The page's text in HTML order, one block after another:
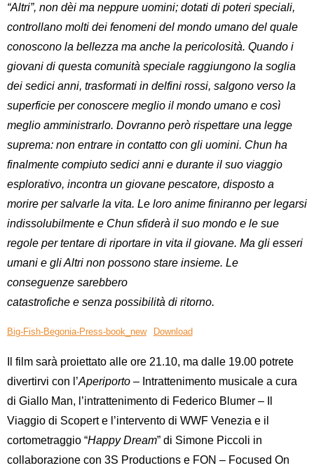
“Altri”, non dèi ma neppure uomini; dotati di poteri speciali,
controllano molti dei fenomeni del mondo umano del quale
conoscono la bellezza ma anche la pericolosità. Quando i
giovani di questa comunità speciale raggiungono la soglia
dei sedici anni, trasformati in delfini rossi, salgono verso la
superficie per conoscere meglio il mondo umano e così
meglio amministrarlo. Dovranno però rispettare una legge
suprema: non entrare in contatto con gli uomini. Chun ha
finalmente compiuto sedici anni e durante il suo viaggio
esplorativo, incontra un giovane pescatore, disposto a
morire per salvarle la vita. Le loro anime finiranno per legarsi
indissolubilmente e Chun sfiderà il suo mondo e le sue
regole per tentare di riportare in vita il giovane. Ma gli esseri
umani e gli Altri non possono stare insieme. Le
conseguenze sarebbero
catastrofiche e senza possibilità di ritorno.
Big-Fish-Begonia-Press-book_new Download
Il film sarà proiettato alle ore 21.10, ma dalle 19.00 potrete
divertirvi con l’Aperiporto – Intrattenimento musicale a cura
di Giallo Man, l’intrattenimento di Federico Blumer – Il
Viaggio di Scopert e l’intervento di WWF Venezia e il
cortometraggio “Happy Dream” di Simone Piccoli in
collaborazione con 3S Productions e FON – Focused On